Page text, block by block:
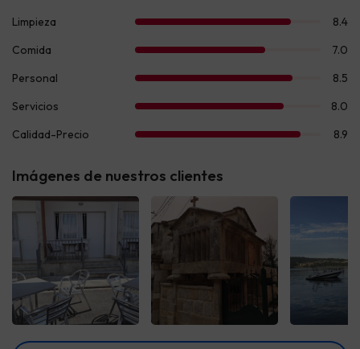
Imágenes de nuestros clientes